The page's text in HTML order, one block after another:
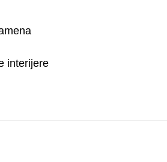
interijere